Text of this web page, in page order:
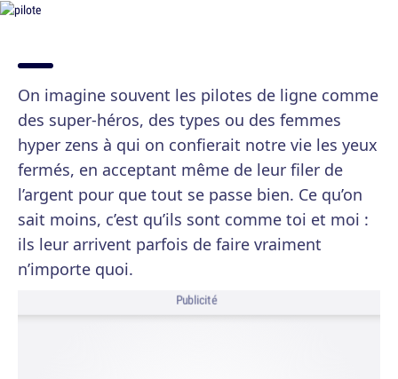
On imagine souvent les pilotes de ligne comme
des super-héros, des types ou des femmes
hyper zens à qui on confierait notre vie les yeux
fermés, en acceptant même de leur filer de
l’argent pour que tout se passe bien. Ce qu’on
sait moins, c’est qu’ils sont comme toi et moi :
ils leur arrivent parfois de faire vraiment
n’importe quoi.
Publicité